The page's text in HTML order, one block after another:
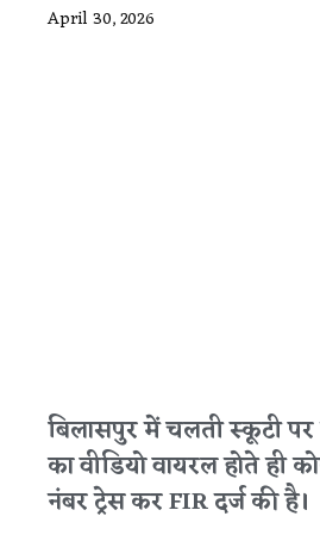
April 30, 2026
बिलासपुर में चलती स्कूटी
का वीडियो वायरल होते ही
नंबर ट्रेस कर FIR दर्ज की है।